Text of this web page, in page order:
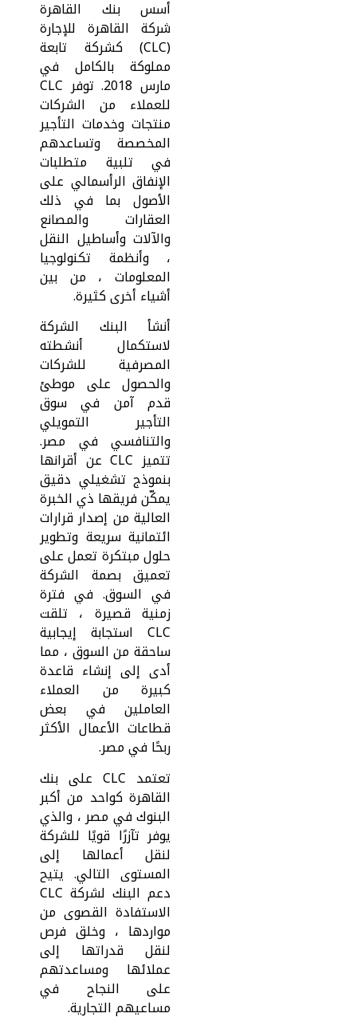
أسس بنك القاهرة
شركة القاهرة للإجارة
(CLC) كشركة تابعة
مملوكة بالكامل في
مارس 2018. توفر CLC
للعملاء من الشركات
منتجات وخدمات التأجير
المخصصة وتساعدهم
في تلبية متطلبات
الإنفاق الرأسمالي على
الأصول بما في ذلك
العقارات والمصانع
والآلات وأساطيل النقل
، وأنظمة تكنولوجيا
المعلومات ، من بين
أشياء أخرى كثيرة.
أنشأ البنك الشركة
لاستكمال أنشطته
المصرفية للشركات
والحصول على موطئ
قدم آمن في سوق
التأجير التمويلي
والتنافسي في مصر.
تتميز CLC عن أقرانها
بنموذج تشغيلي دقيق
يمكّن فريقها ذي الخبرة
العالية من إصدار قرارات
ائتمانية سريعة وتطوير
حلول مبتكرة تعمل على
تعميق بصمة الشركة
في السوق. في فترة
زمنية قصيرة ، تلقت
CLC استجابة إيجابية
ساحقة من السوق ، مما
أدى إلى إنشاء قاعدة
كبيرة من العملاء
العاملين في بعض
قطاعات الأعمال الأكثر
ربحًا في مصر.
تعتمد CLC على بنك
القاهرة كواحد من أكبر
البنوك في مصر ، والذي
يوفر تآزرًا قويًا للشركة
لنقل أعمالها إلى
المستوى التالي. يتيح
دعم البنك لشركة CLC
الاستفادة القصوى من
مواردها ، وخلق فرص
لنقل قدراتها إلى
عملائها ومساعدتهم
على النجاح في
مساعيهم التجارية.